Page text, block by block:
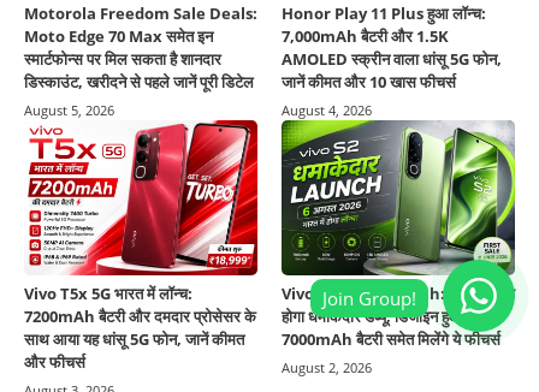
Motorola Freedom Sale Deals:
Moto Edge 70 Max समेत इन
स्मार्टफोन्स पर मिल सकता है शानदार
डिस्काउंट, खरीदने से पहले जानें पूरी डिटेल
August 5, 2026
Honor Play 11 Plus हुआ लॉन्च:
7,000mAh बैटरी और 1.5K
AMOLED स्क्रीन वाला धांसू 5G फोन,
जानें कीमत और 10 खास फीचर्स
August 4, 2026
Vivo T5x 5G भारत में लॉन्च:
7200mAh बैटरी और दमदार प्रोसेसर के
साथ आया यह धांसू 5G फोन, जानें कीमत
और फीचर्स
Vivo S2 India Launch: 6 अगस्त को
होगा धमाकेदार डेब्यू, डिजाइन हुआ रिवील,
7000mAh बैटरी समेत मिलेंगे ये फीचर्स
August 2, 2026